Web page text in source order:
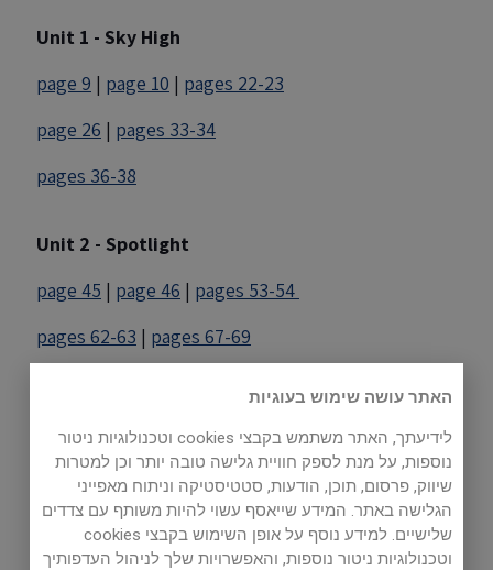
Unit 1 - Sky High
page 9 | page 10 | pages 22-23
page 26 | pages 33-34
pages 36-38
Unit 2 - Spotlight
page 45 | page 46 | pages 53-54
pages 62-63 | pages 67-69
Unit 3 - Strange, but True
pages 75|page 85|page 86
pages 94-95|pages 99-100|page 101
page 102
האתר עושה שימוש בעוגיות
לידיעתך, האתר משתמש בקבצי cookies וטכנולוגיות ניטור
נוספות, על מנת לספק חוויית גלישה טובה יותר וכן למטרות
שיווק, פרסום, תוכן, הודעות, סטטיסטיקה וניתוח מאפייני
הגלישה באתר. המידע שייאסף עשוי להיות משותף עם צדדים
שלישיים. למידע נוסף על אופן השימוש בקבצי cookies
וטכנולוגיות ניטור נוספות, והאפשרויות שלך לניהול העדפותיך